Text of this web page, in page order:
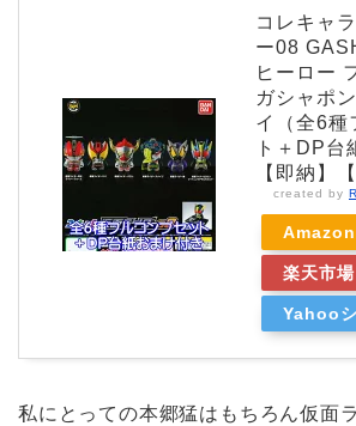
コレキャ
ー08
ヒーロー
ガシャポ
イ（全6種
ト＋DP台
【即納】
created by
Amazon
楽天市場
Yahoo
私にとっての本郷猛はもちろん仮面